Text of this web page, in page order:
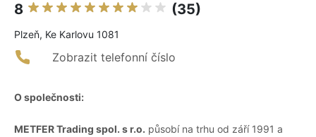
8 (35)
Plzeň, Ke Karlovu 1081
Zobrazit telefonní číslo
O společnosti:
METFER Trading spol. s r.o. působí na trhu od září 1991 a